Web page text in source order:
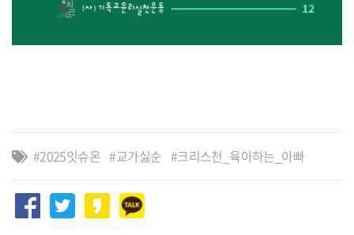
2025잇슈온 교가싫순 크리스천_육아하는_아빠